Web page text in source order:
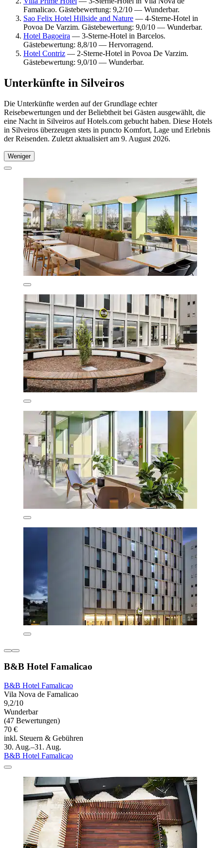
Famalicao. Gästebewertung: 9,2/10 — Wunderbar.
Sao Felix Hotel Hillside and Nature — 4-Sterne-Hotel in
Povoa De Varzim. Gästebewertung: 9,0/10 — Wunderbar.
Hotel Bagoeira — 3-Sterne-Hotel in Barcelos.
Gästebewertung: 8,8/10 — Hervorragend.
Hotel Contriz — 2-Sterne-Hotel in Povoa De Varzim.
Gästebewertung: 9,0/10 — Wunderbar.
Unterkünfte in Silveiros
Die Unterkünfte werden auf der Grundlage echter
Reisebewertungen und der Beliebtheit bei Gästen ausgewählt, die
eine Nacht in Silveiros auf Hotels.com gebucht haben. Diese Hotels
in Silveiros überzeugen stets in puncto Komfort, Lage und Erlebnis
der Reisenden. Zuletzt aktualisiert am 9. August 2026.
Weniger
B&B Hotel Famalicao
B&B Hotel Famalicao
Vila Nova de Famalicao
9,2/10
Wunderbar
(47 Bewertungen)
70 €
inkl. Steuern & Gebühren
30. Aug.–31. Aug.
B&B Hotel Famalicao